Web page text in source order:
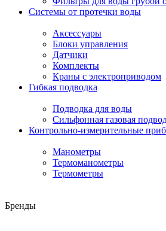
Системы от протечки воды
Аксессуары
Блоки управления
Датчики
Комплекты
Краны с электроприводом
Гибкая подводка
Подводка для воды
Сильфонная газовая
Контрольно-измерительные
Манометры
Термоманометры
Термометры
Бренды